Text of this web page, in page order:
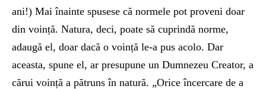
ani!) Mai înainte spusese că normele pot proveni doar
din voință. Natura, deci, poate să cuprindă norme,
adaugă el, doar dacă o voință le-a pus acolo. Dar
aceasta, spune el, ar presupune un Dumnezeu Creator, a
cărui voință a pătruns în natură. „Orice încercare de a